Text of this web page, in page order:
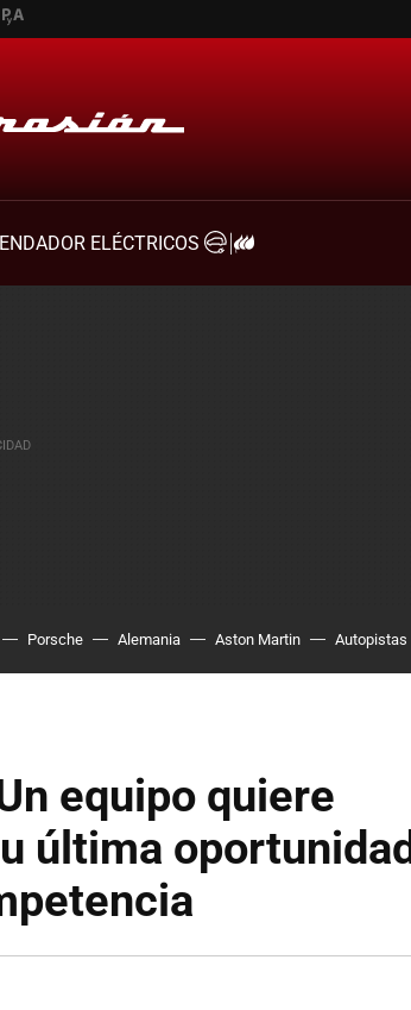
ELÉCTRICOS
Porsche Alemania Aston Martin Autopistas
equipo quiere
última oportunidad